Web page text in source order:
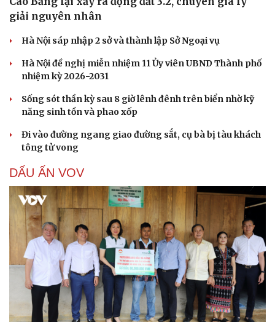
Cải chính
giải nguyên nhân
Hà Nội sáp nhập 2 sở và thành lập Sở Ngoại vụ
Hà Nội đề nghị miễn nhiệm 11 Ủy viên UBND Thành phố
nhiệm kỳ 2026-2031
Sống sót thần kỳ sau 8 giờ lênh đênh trên biển nhờ kỹ
năng sinh tồn và phao xốp
Đi vào đường ngang giao đường sắt, cụ bà bị tàu khách
tông tử vong
DẤU ẤN VOV